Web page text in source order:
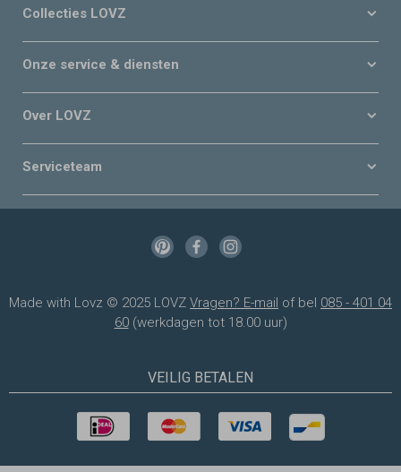
Collecties LOVZ
Onze service & diensten
Over LOVZ
Serviceteam
Made with Lovz © 2025 LOVZ Vragen? E-mail of bel 085 - 401 04
60(werkdagen tot 18.00 uur)
VEILIG BETALEN